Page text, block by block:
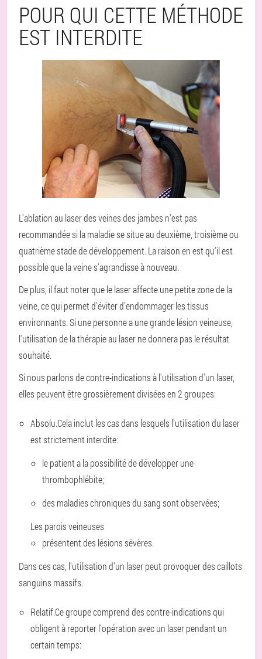
POUR QUI CETTE MÉTHODE
EST INTERDITE
L'ablation au laser des veines des jambes n'est pas
recommandée si la maladie se situe au deuxième, troisième ou
quatrième stade de développement. La raison en est qu'il est
possible que la veine s'agrandisse à nouveau.
De plus, il faut noter que le laser affecte une petite zone de la
veine, ce qui permet d'éviter d'endommager les tissus
environnants. Si une personne a une grande lésion veineuse,
l'utilisation de la thérapie au laser ne donnera pas le résultat
souhaité.
Si nous parlons de contre-indications à l'utilisation d'un laser,
elles peuvent être grossièrement divisées en 2 groupes:
Absolu.Cela inclut les cas dans lesquels l'utilisation du laser
est strictement interdite:
le patient a la possibilité de développer une
thrombophlébite;
des maladies chroniques du sang sont observées;
Les parois veineuses
présentent des lésions sévères.
Dans ces cas, l'utilisation d'un laser peut provoquer des caillots
sanguins massifs.
Relatif.Ce groupe comprend des contre-indications qui
obligent à reporter l'opération avec un laser pendant un
certain temps: